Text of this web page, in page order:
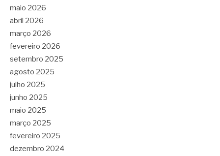
maio 2026
abril 2026
março 2026
fevereiro 2026
setembro 2025
agosto 2025
julho 2025
junho 2025
maio 2025
março 2025
fevereiro 2025
dezembro 2024